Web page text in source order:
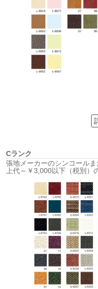
Cランク
張地メーカーのシンコール
上代～￥3,000以下（税別）